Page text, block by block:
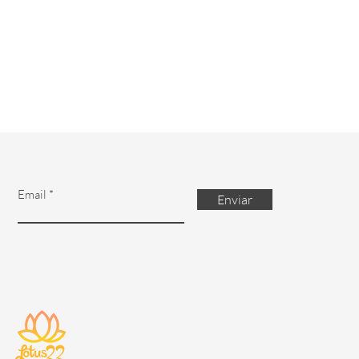
Email Enviar